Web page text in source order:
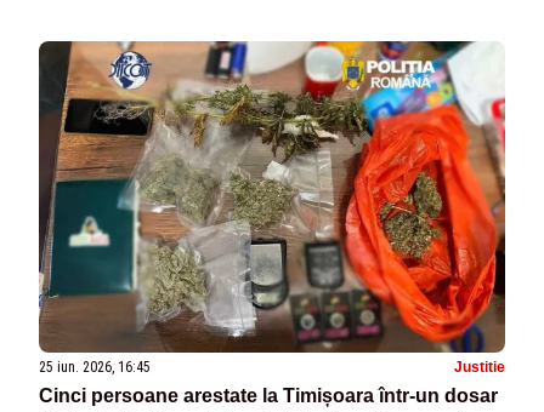
25 iun. 2026, 16:45 Justitie
Cinci persoane arestate la Timișoara într-un dosar